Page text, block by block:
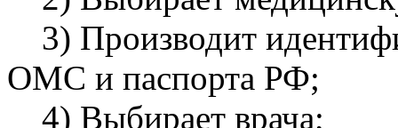
3) Производит
ОМС и паспорта РФ;
4) Выбирает врача;